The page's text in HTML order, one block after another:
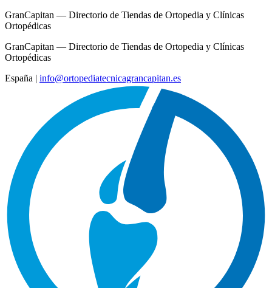
GranCapitan — Directorio de Tiendas de Ortopedia y Clínicas
Ortopédicas
GranCapitan — Directorio de Tiendas de Ortopedia y Clínicas
Ortopédicas
España | info@ortopediatecnicagrancapitan.es